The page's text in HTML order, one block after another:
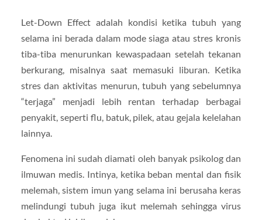
Let-Down Effect adalah kondisi ketika tubuh yang
selama ini berada dalam mode siaga atau stres kronis
tiba-tiba menurunkan kewaspadaan setelah tekanan
berkurang, misalnya saat memasuki liburan. Ketika
stres dan aktivitas menurun, tubuh yang sebelumnya
“terjaga” menjadi lebih rentan terhadap berbagai
penyakit, seperti flu, batuk, pilek, atau gejala kelelahan
lainnya.
Fenomena ini sudah diamati oleh banyak psikolog dan
ilmuwan medis. Intinya, ketika beban mental dan fisik
melemah, sistem imun yang selama ini berusaha keras
melindungi tubuh juga ikut melemah sehingga virus